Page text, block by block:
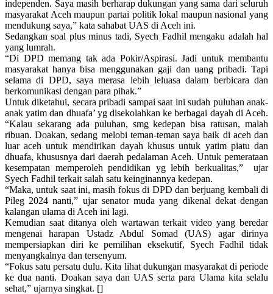
independen. Saya masih berharap dukungan yang sama dari seluruh
masyarakat Aceh maupun partai politik lokal maupun nasional yang
mendukung saya,” kata sahabat UAS di Aceh ini.
Sedangkan soal plus minus tadi, Syech Fadhil mengaku adalah hal
yang lumrah.
“Di DPD memang tak ada Pokir/Aspirasi. Jadi untuk membantu
masyarakat hanya bisa menggunakan gaji dan uang pribadi. Tapi
selama di DPD, saya merasa lebih leluasa dalam berbicara dan
berkomunikasi dengan para pihak.”
Untuk diketahui, secara pribadi sampai saat ini sudah puluhan anak-
anak yatim dan dhuafa’ yg disekolahkan ke berbagai dayah di Aceh.
“Kalau sekarang ada puluhan, smg kedepan bisa ratusan, malah
ribuan. Doakan, sedang melobi teman-teman saya baik di aceh dan
luar aceh untuk mendirikan dayah khusus untuk yatim piatu dan
dhuafa, khususnya dari daerah pedalaman Aceh. Untuk pemerataan
kesempatan memperoleh pendidikan yg lebih berkualitas,” ujar
Syech Fadhil terkait salah satu keinginannya kedepan.
“Maka, untuk saat ini, masih fokus di DPD dan berjuang kembali di
Pileg 2024 nanti,” ujar senator muda yang dikenal dekat dengan
kalangan ulama di Aceh ini lagi.
Kemudian saat ditanya oleh wartawan terkait video yang beredar
mengenai harapan Ustadz Abdul Somad (UAS) agar dirinya
mempersiapkan diri ke pemilihan eksekutif, Syech Fadhil tidak
menyangkalnya dan tersenyum.
“Fokus satu persatu dulu. Kita lihat dukungan masyarakat di periode
ke dua nanti. Doakan saya dan UAS serta para Ulama kita selalu
sehat,” ujarnya singkat. []